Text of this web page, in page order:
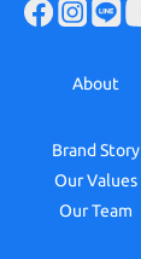
About
Brand Story
Our Values
Our Team